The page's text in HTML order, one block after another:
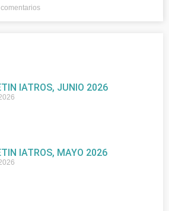
IATROS, JUNIO 2026
IATROS, MAYO 2026